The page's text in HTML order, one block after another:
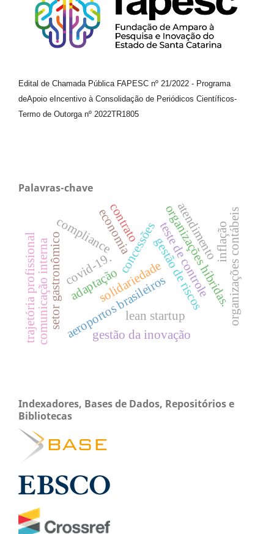
Edital de Chamada Pública FAPESC nº 21/2022 - Programa
deApoio e Incentivo à Consolidação de Periódicos Científicos-
Termo de Outorga nº 2022TR1805
Palavras-chave
covid-19.concessões
aeroportos brasileirosorganizações híbridas.
teste de controle
gestão de riscos
compliance
lean startup
gestão da inovação
setor gastronômicoadaptação
comunicação interna
atendimentoorganizações contábeis
trajetória profissional solidariedade
economia
contrato inflação
Indexadores, Bases de Dados, Repositórios e
Bibliotecas